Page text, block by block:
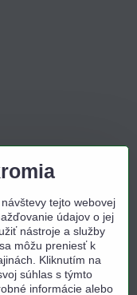
tejto webovej
údajov o jej
nástroje a služby
môžu preniesť k
Kliknutím na
súhlas s týmto
informácie alebo